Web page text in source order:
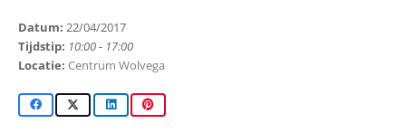
Datum: 22/04/2017
Tijdstip: 10:00 - 17:00
Locatie: Centrum Wolvega